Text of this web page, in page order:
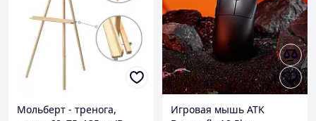
Мольберт - тренога,
Игровая мышь ATK